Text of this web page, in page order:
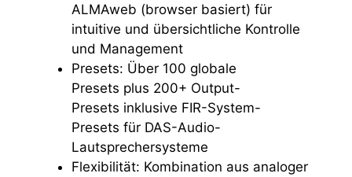
ALMAweb (browser basiert) für
intuitive und übersichtliche Kontrolle
und Management
Presets: Über 100 globale
Presets plus 200+ Output-
Presets inklusive FIR-System-
Presets für DAS-Audio-
Lautsprechersysteme
Flexibilität: Kombination aus analoger